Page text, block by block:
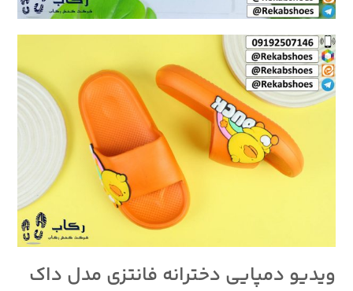
ویدیو دمپایی دخترانه فانتزی مدل داک